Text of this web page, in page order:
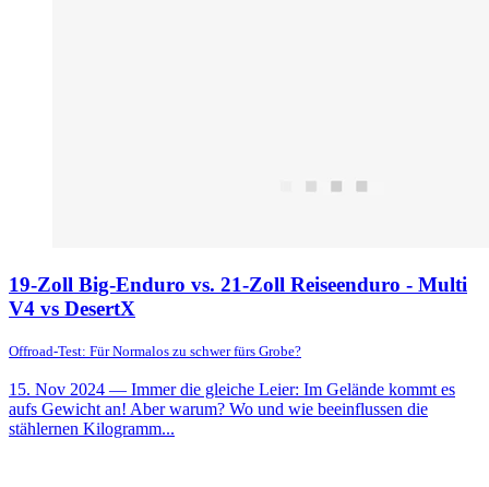
19-Zoll Big-Enduro vs. 21-Zoll Reiseenduro - Multi
V4 vs DesertX
Offroad-Test: Für Normalos zu schwer fürs Grobe?
15. Nov 2024 — Immer die gleiche Leier: Im Gelände kommt es
aufs Gewicht an! Aber warum? Wo und wie beeinflussen die
stählernen Kilogramm...